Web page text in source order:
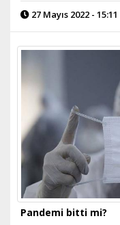
27 Mayıs 2022 - 15:11
Pandemi bitti mi?